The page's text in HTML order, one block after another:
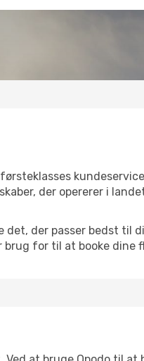
der opererer i
der passer bedst til
for til at booke dine